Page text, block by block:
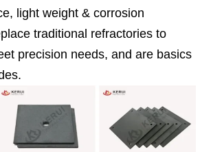
light weight & corrosion
traditional refractories to
precision needs, and are basics